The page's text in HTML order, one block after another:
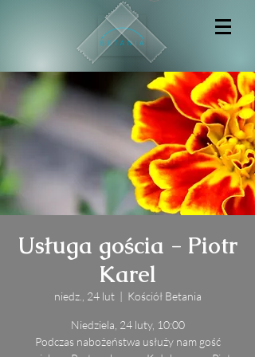
Usługa gościa - Piotr
Karel
niedz., 24 lut
  |
Kościół Betania
Niedziela, 24 luty, 10:00
Podczas nabożeństwa usłuży nam gość